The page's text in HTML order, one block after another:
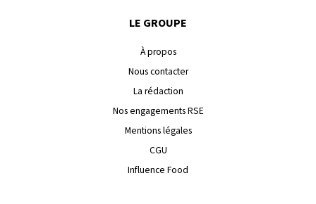
LE GROUPE
À propos
Nous contacter
La rédaction
Nos engagements RSE
Mentions légales
CGU
Influence Food